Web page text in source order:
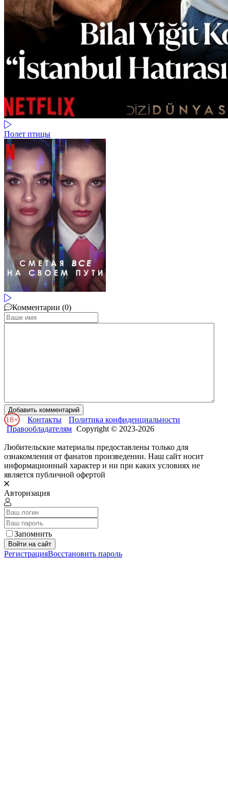
Полет птицы
Комментарии (0)
Добавить комментарий
18+ Контакты
Политика конфиденциальности
Правообладателям Copyright © 2023-2026
Любительские материалы предоставлены только для
ознакомления от фанатов произведении. Наш сайт носит
информационный характер и ни при каких условиях не
является публичной офертой
Авторизация
Запомнить
Войти на сайт
РегистрацияВосстановить пароль